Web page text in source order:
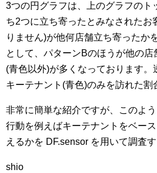
3つの円グラフは、上のグラフのト
ち2つに立ち寄ったとみなされたお
りません)が他何店舗立ち寄ったか
として、パターンBのほうが他の
(青色以外)が多くなっております
キーテナント(青色)のみを訪れた割
非常に簡単な紹介ですが、このよ
行動を例えばキーテナントをベー
えるかを DF.sensor を用いて調査
shio